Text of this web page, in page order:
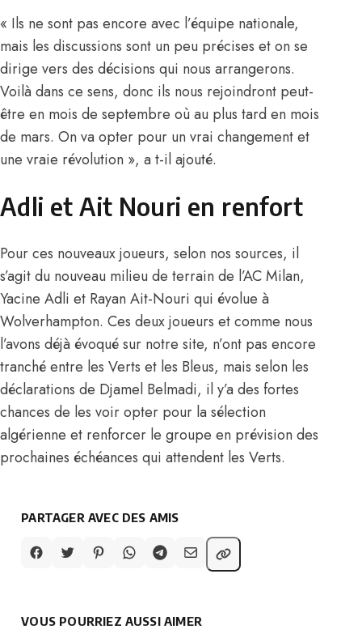
« Ils ne sont pas encore avec l’équipe nationale,
mais les discussions sont un peu précises et on se
dirige vers des décisions qui nous arrangerons.
Voilà dans ce sens, donc ils nous rejoindront peut-
être en mois de septembre où au plus tard en mois
de mars. On va opter pour un vrai changement et
une vraie révolution », a t-il ajouté.
Adli et Ait Nouri en renfort
Pour ces nouveaux joueurs, selon nos sources, il
s’agit du nouveau milieu de terrain de l’AC Milan,
Yacine Adli et Rayan Ait-Nouri qui évolue à
Wolverhampton. Ces deux joueurs et comme nous
l’avons déjà évoqué sur notre site, n’ont pas encore
tranché entre les Verts et les Bleus, mais selon les
déclarations de Djamel Belmadi, il y’a des fortes
chances de les voir opter pour la sélection
algérienne et renforcer le groupe en prévision des
prochaines échéances qui attendent les Verts.
PARTAGER AVEC DES AMIS
VOUS POURRIEZ AUSSI AIMER